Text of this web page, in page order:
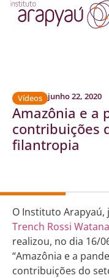
Vídeos junho 22, 2020
Amazônia e a
contribuições
filantropia
O Instituto Arapyaú,
Trench Rossi
realizou, no dia 16/
“Amazônia e a
contribuições do